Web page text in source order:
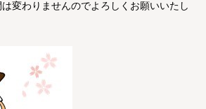
変わりませんのでよろしくお願いいたし